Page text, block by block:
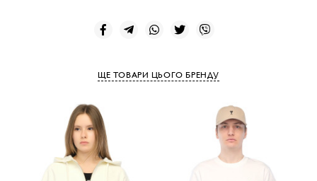
ЩЕ ТОВАРИ ЦЬОГО БРЕНДУ